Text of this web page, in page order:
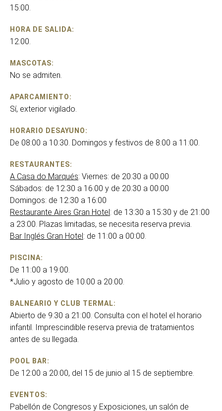
15:00.
HORA DE SALIDA:
12:00.
MASCOTAS:
No se admiten.
APARCAMIENTO:
Sí, exterior vigilado.
HORARIO DESAYUNO:
De 08:00 a 10:30. Domingos y festivos de 8:00 a 11:00.
RESTAURANTES:
A Casa do Marqués: Viernes: de 20:30 a 00:00
Sábados: de 12:30 a 16:00 y de 20:30 a 00:00
Domingos: de 12:30 a 16:00
Restaurante Aires Gran Hotel: de 13:30 a 15:30 y de 21:00
a 23:00. Plazas limitadas, se necesita reserva previa.
Bar Inglés Gran Hotel: de 11:00 a 00:00.
PISCINA:
De 11:00 a 19:00.
*Julio y agosto de 10:00 a 20:00.
BALNEARIO Y CLUB TERMAL:
Abierto de 9:30 a 21:00. Consulta con el hotel el horario
infantil. Imprescindible reserva previa de tratamientos
antes de su llegada.
POOL BAR:
De 12:00 a 20:00, del 15 de junio al 15 de septiembre.
EVENTOS:
Pabellón de Congresos y Exposiciones, un salón de